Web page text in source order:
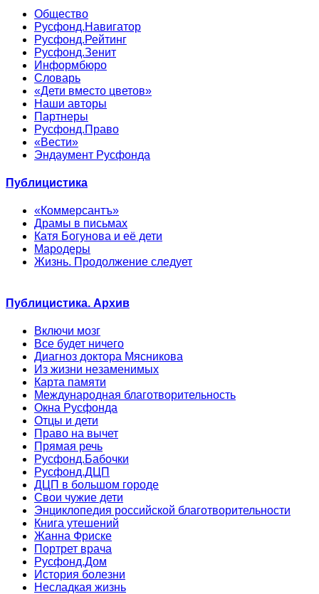
Общество
Русфонд.Навигатор
Русфонд.Рейтинг
Русфонд.Зенит
Информбюро
Словарь
«Дети вместо цветов»
Наши авторы
Партнеры
Русфонд.Право
«Вести»
Эндаумент Русфонда
Публицистика
«Коммерсантъ»
Драмы в письмах
Катя Богунова и её дети
Мародеры
Жизнь. Продолжение следует
Публицистика. Архив
Включи мозг
Все будет ничего
Диагноз доктора Мясникова
Из жизни незаменимых
Карта памяти
Международная благотворительность
Окна Русфонда
Отцы и дети
Право на вычет
Прямая речь
Русфонд.Бабочки
Русфонд.ДЦП
ДЦП в большом городе
Свои чужие дети
Энциклопедия российской благотворительности
Книга утешений
Жанна Фриске
Портрет врача
Русфонд.Дом
История болезни
Несладкая жизнь